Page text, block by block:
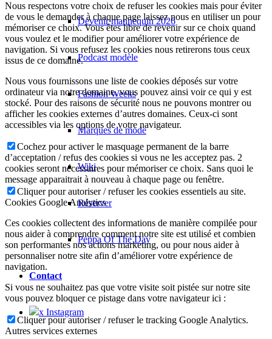
Devenir mannequin 2026
Podcast modèle
Fashion Weeks
Marques de mode
Wiki
Réserver
Peppa Of The Day
Contact
x Instagram
Nous respectons votre choix de refuser les cookies mais pour éviter
de vous le demander à chaque page laissez nous en utiliser un pour
mémoriser ce choix. Vous êtes libre de revenir sur ce choix quand
vous voulez et le modifier pour améliorer votre expérience de
navigation. Si vous refusez les cookies nous retirerons tous ceux
issus de ce domaine.
Nous vous fournissons une liste de cookies déposés sur votre
ordinateur via notre domaine, vous pouvez ainsi voir ce qui y est
stocké. Pour des raisons de sécurité nous ne pouvons montrer ou
afficher les cookies externes d’autres domaines. Ceux-ci sont
accessibles via les options de votre navigateur.
Cochez pour activer le masquage permanent de la barre
d’acceptation / refus des cookies si vous ne les acceptez pas. 2
cookies seront nécessaires pour mémoriser ce choix. Sans quoi le
message apparaitrait à nouveau à chaque page ou fenêtre.
Cliquer pour autoriser / refuser les cookies essentiels au site.
Cookies Google Analytics
Ces cookies collectent des informations de manière compilée pour
nous aider à comprendre comment notre site est utilisé et combien
son performantes nos actions marketing, ou pour nous aider à
personnaliser notre site afin d’améliorer votre expérience de
navigation.
Si vous ne souhaitez pas que votre visite soit pistée sur notre site
vous pouvez bloquer ce pistage dans votre navigateur ici :
Cliquer pour autoriser / refuser le tracking Google Analytics.
Autres services externes